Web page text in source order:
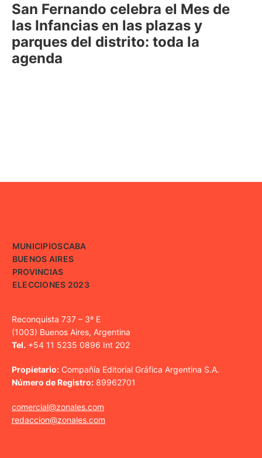
San Fernando celebra el Mes de
las Infancias en las plazas y
parques del distrito: toda la
agenda
MUNICIPIOSCABA
BUENOS AIRES
PROVINCIAS
ELECCIONES 2023
Reconquista 737 – 3º E
(1003) Buenos Aires, Argentina
Tel. +54 11 5235 0896 Int 202
Propietario: Compañía Editorial Gráfica Argentina S.A.
Número de Registro: 89962701
comercial@zonales.com
redaccion@zonales.com